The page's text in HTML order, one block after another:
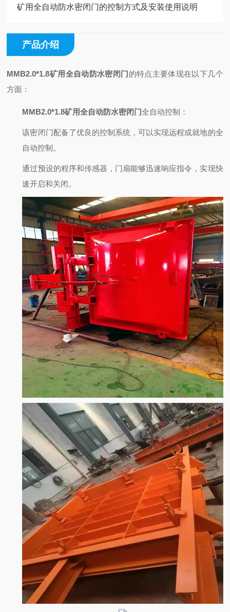
矿用全自动防水密闭门的控制方式及安装使用说明
产品介绍
MMB2.0*1.8矿用全自动防水密闭门的特点主要体现在以下几个
方面：
MMB2.0*1.8矿用全自动防水密闭门全自动控制 ：
该密闭门配备了优良的控制系统，可以实现远程或就地的全
自动控制。
通过预设的程序和传感器，门扇能够迅速响应指令，实现快
速开启和关闭。